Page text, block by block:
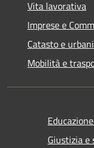
Vita lavorativa
Imprese e
Catasto e
Mobilità e
Giustizia e